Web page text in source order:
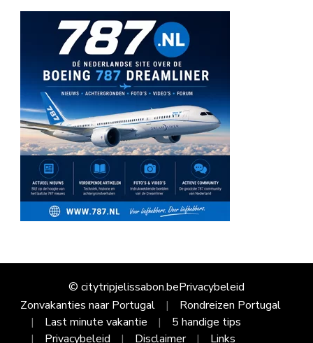
© citytripjelissabon.bePrivacybeleid
Zonvakanties naar Portugal
Rondreizen Portugal
Last minute vakantie
5 handige tips
Privacybeleid
Disclaimer Links